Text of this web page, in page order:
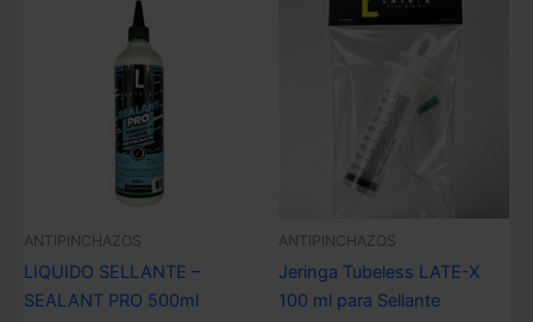
ANTIPINCHAZOS
LIQUIDO SELLANTE –
SEALANT PRO 500ml
ANTIPINCHAZOS
Jeringa Tubeless LATE-X
100 ml para Sellante